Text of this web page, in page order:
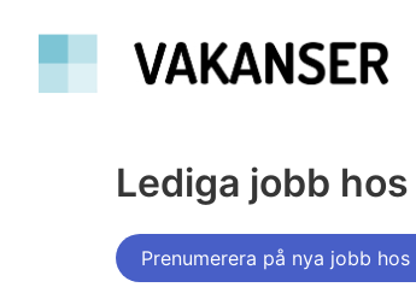
Lediga jobb
Prenumerera på nya jobb